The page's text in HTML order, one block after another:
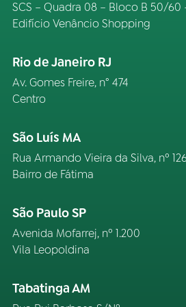
SCS – Quadra 08 – Bloco B 50/60
Edifício Venâncio Shopping
Rio de Janeiro RJ
Av. Gomes Freire, n° 474
Centro
São Luís MA
Rua Armando Vieira da Silva, nº
Bairro de Fátima
São Paulo SP
Avenida Mofarrej, nº 1.200
Vila Leopoldina
Tabatinga AM